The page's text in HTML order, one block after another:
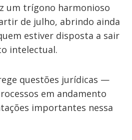
um trígono harmonioso
de julho, abrindo ainda
estiver disposta a sair
intelectual.
questões jurídicas —
em andamento
importantes nessa